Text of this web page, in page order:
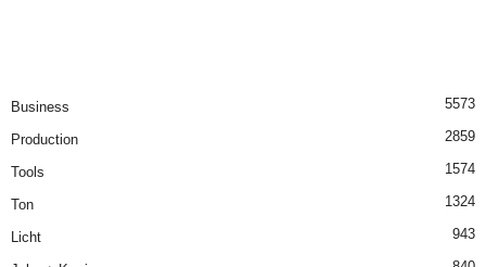
Business 5573
Production 2859
Tools 1574
Ton 1324
Licht 943